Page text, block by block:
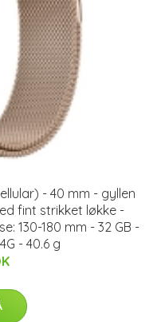
- 40 mm - gyllen
fint strikket løkke -
130-180 mm - 32 GB -
- 40.6 g